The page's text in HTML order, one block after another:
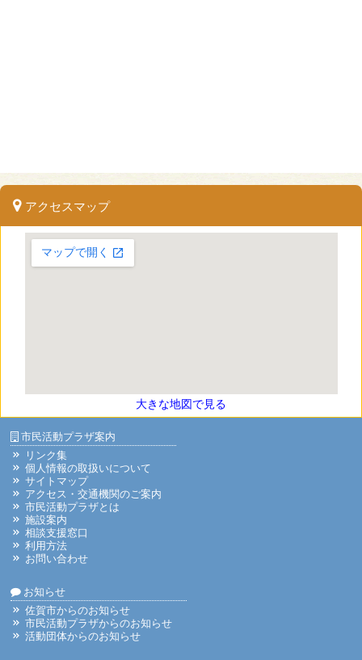
アクセスマップ
大きな地図で見る
市民活動プラザ案内
リンク集
個人情報の取扱いについて
サイトマップ
アクセス・交通機関のご案内
市民活動プラザとは
施設案内
相談支援窓口
利用方法
お問い合わせ
お知らせ
佐賀市からのお知らせ
市民活動プラザからのお知らせ
活動団体からのお知らせ